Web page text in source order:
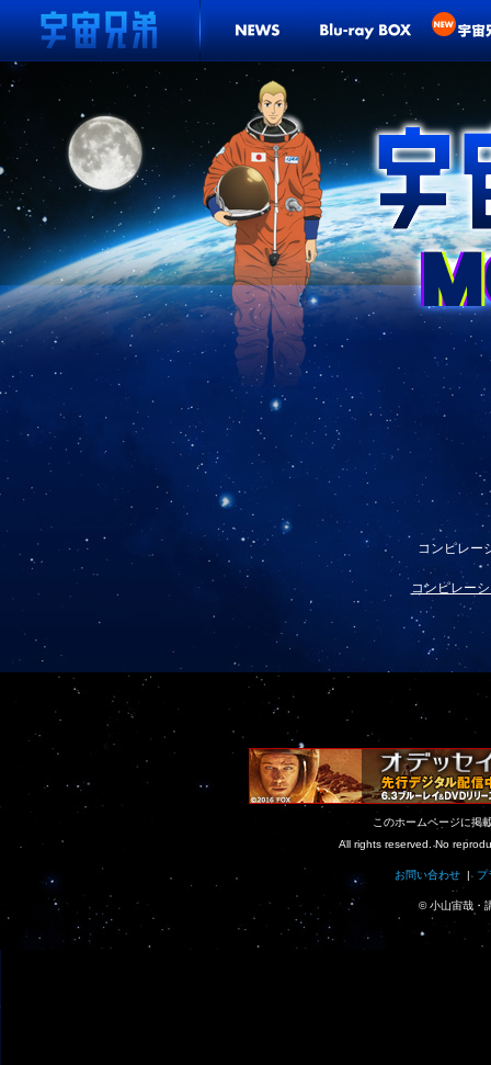
コンピレー
コンピレー
このホームページに掲
All rights reserved. No
お問い合わせ | プ
© 小山宙哉・